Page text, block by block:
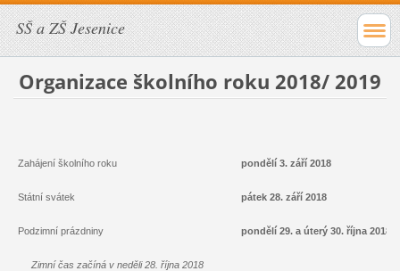
SŠ a ZŠ Jesenice
Organizace školního roku 2018/ 2019
Zahájení školního roku pondělí 3. září 2018
Státní svátek pátek 28. září 2018
Podzimní prázdniny pondělí 29. a úterý 30. října 2018
Zimní čas začíná v neděli 28. října 2018